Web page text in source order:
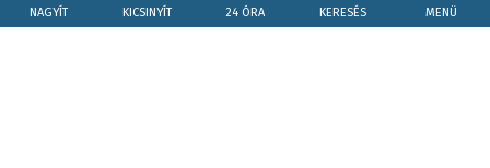
NAGYÍT KICSINYÍT 24 ÓRA KERESÉS MENÜ